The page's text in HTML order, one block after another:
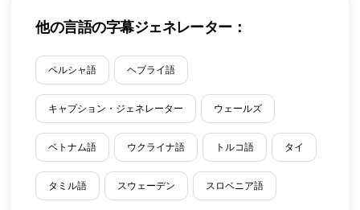
他の言語の字幕ジェネレーター：
ペルシャ語 ヘブライ語
キャプション・ジェネレーター ウェールズ
ベトナム語 ウクライナ語 トルコ語 タイ
タミル語 スウェーデン スロベニア語